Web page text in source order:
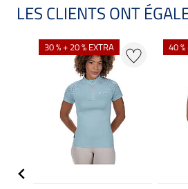
LES CLIENTS ONT
30 % + 20 % EXTRA 40